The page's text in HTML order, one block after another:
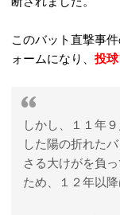
このバット直撃事
ォームになり、 投
しかし、１１年
した陽の折れた
さる大けがを負
ため、１２年以